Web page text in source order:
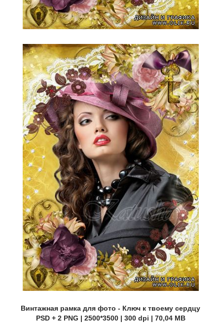
Винтажная рамка для фото - Ключ к твоему сердцу
PSD + 2 PNG | 2500*3500 | 300 dpi | 70,04 MB